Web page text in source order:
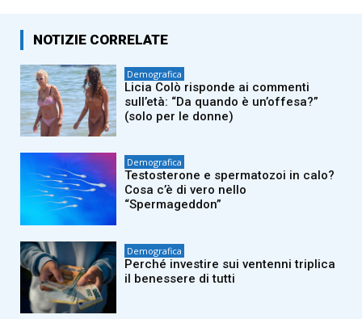
NOTIZIE CORRELATE
Demografica
Licia Colò risponde ai commenti
sull’età: “Da quando è un’offesa?”
(solo per le donne)
Demografica
Testosterone e spermatozoi in calo?
Cosa c’è di vero nello
“Spermageddon”
Demografica
Perché investire sui ventenni triplica
il benessere di tutti